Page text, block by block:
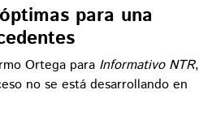
para una
Ortega para Informativo NTR,
no se está desarrollando en